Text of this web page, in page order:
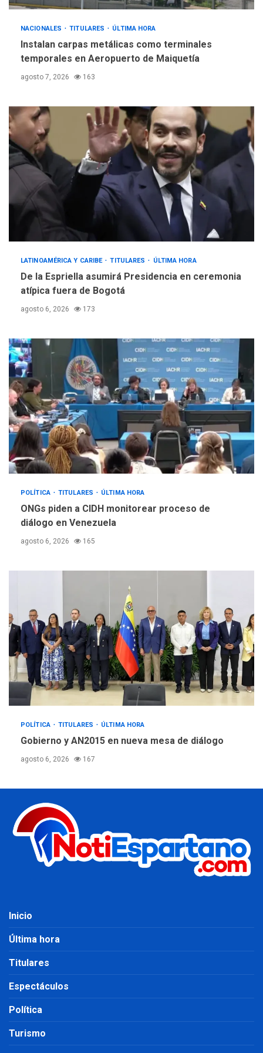
NACIONALES TITULARES ÚLTIMA HORA
Instalan carpas metálicas como terminales
temporales en Aeropuerto de Maiquetía
agosto 7, 2026 163
LATINOAMÉRICA Y CARIBE TITULARES ÚLTIMA HORA
De la Espriella asumirá Presidencia en ceremonia
atípica fuera de Bogotá
agosto 6, 2026 173
POLÍTICA TITULARES ÚLTIMA HORA
ONGs piden a CIDH monitorear proceso de
diálogo en Venezuela
agosto 6, 2026 165
POLÍTICA TITULARES ÚLTIMA HORA
Gobierno y AN2015 en nueva mesa de diálogo
agosto 6, 2026 167
Inicio
Última hora
Titulares
Espectáculos
Política
Turismo